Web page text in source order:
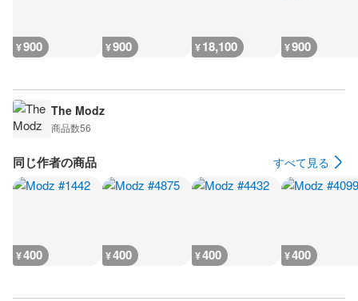
¥900 ¥900 ¥18,100 ¥900
The Modz
商品数56
同じ作者の商品 すべて見る
¥400 ¥400 ¥400 ¥400